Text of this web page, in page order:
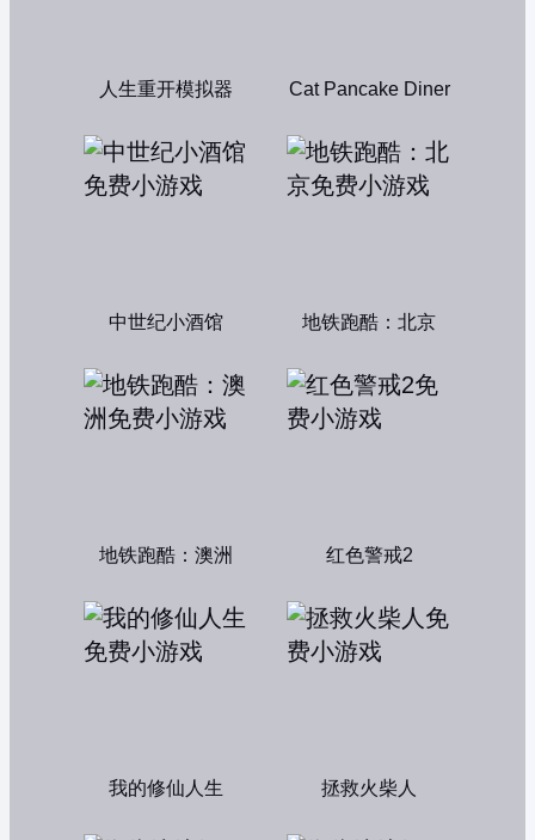
人生重开模拟器 Cat Pancake Diner
中世纪小酒馆 地铁跑酷：北京
地铁跑酷：澳洲 红色警戒2
我的修仙人生 拯救火柴人